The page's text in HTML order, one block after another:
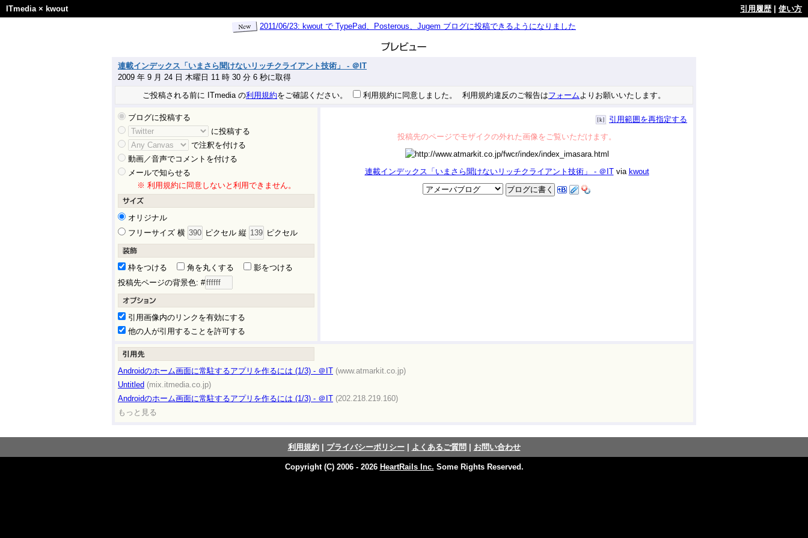
ITmedia× kwout 引用履歴
使い方
2011/06/23: kwout で TypePad、Posterous、Jugem ブログに投稿できるようになりました
連載インデックス「いまさら聞けないリッチクライアント技術」 - ＠IT
2009 年 9 月 24 日 木曜日 11 時 30 分 6 秒に取得
ご投稿される前に ITmedia の利用規約をご確認ください。 利用規約に同意しました。 利用規約違反のご報告はフォーム よりお願いいたします。
ブログに投稿する
に投稿する
で注釈を付ける
動画／音声でコメントを付ける
メールで知らせる
※ 利用規約に同意しないと利用できません。
オリジナル
フリーサイズ 横
ピクセル 縦 ピクセル
枠をつける 角を丸くする
影をつける
投稿先ページの背景色: #
引用画像内のリンクを有効にする
他の人が引用することを許可する
引用範囲を再指定する
投稿先のページでモザイクの外れた画像をご覧いただけます。
連載インデックス「いまさら聞けないリッチクライアント技術」 - ＠ITvia kwout
Androidのホーム画面に常駐するアプリを作るには (1/3) - ＠IT (www.atmarkit.co.jp)
Untitled (mix.itmedia.co.jp)
Androidのホーム画面に常駐するアプリを作るには (1/3) - ＠IT (202.218.219.160)
もっと見る
利用規約| プライバシーポリシー| よくあるご質問 | お問い合わせ
Copyright (C) 2006 - 2026 HeartRails Inc. Some Rights Reserved.